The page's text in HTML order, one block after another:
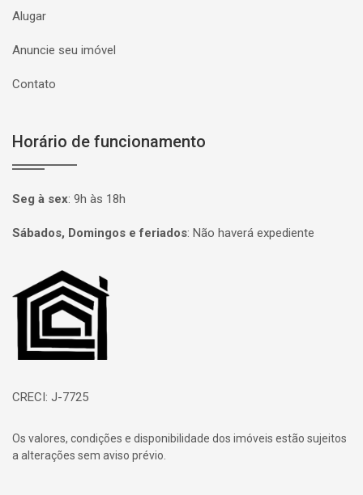
Alugar
Anuncie seu imóvel
Contato
Horário de funcionamento
Seg à sex: 9h às 18h
Sábados, Domingos e feriados: Não haverá expediente
Página inicial
CRECI: J-7725
Os valores, condições e disponibilidade dos imóveis estão sujeitos
a alterações sem aviso prévio.